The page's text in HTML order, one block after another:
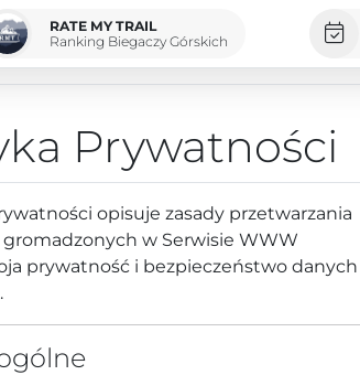
RATE MY TRAIL
Ranking Biegaczy Górskich
Prywatności
opisuje zasady przetwarzania
w Serwisie WWW
prywatność i bezpieczeństwo danych